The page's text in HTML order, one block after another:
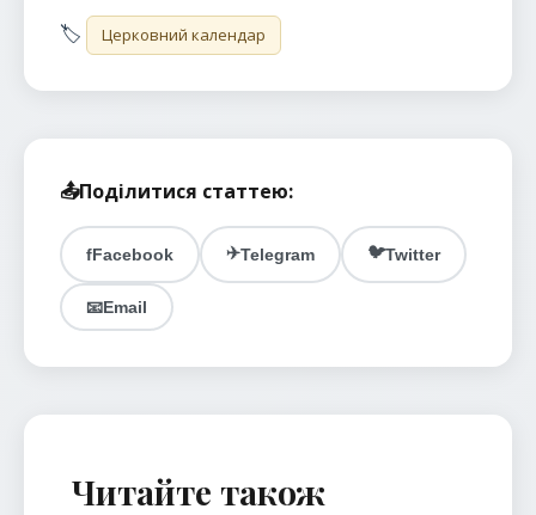
🏷️ Церковний календар
📤Поділитися статтею:
fFacebook ✈️Telegram 🐦Twitter
📧Email
Читайте також